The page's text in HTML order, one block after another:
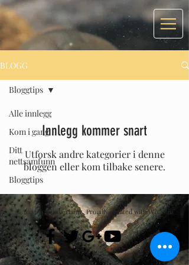
BLOGG
Alle innlegg
Kom i gang
Ditt
nettsamfunn
Bloggtips
Bloggtips
Innlegg kommer snart
Utforsk andre kategorier i denne
bloggen eller kom tilbake senere.
© 2023 by Timberland .Proudly created with Wix.com